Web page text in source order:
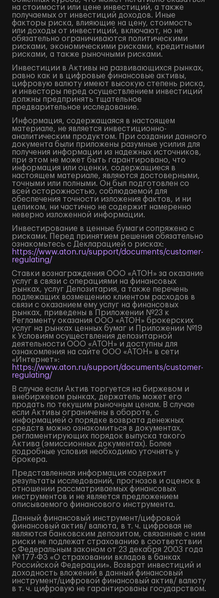
на стоимости или цене инвестиций, а также
получаемых от инвестиций доходов. Иные
факторы риска, влияющие на цену, стоимость
или доходы от инвестиций, включают, но не
обязательно ограничиваются политическими
рисками, экономическими рисками, кредитными
рисками, а также рыночными рисками.
Инвестиции в Активы на развивающихся рынках,
равно как и в цифровые финансовые активы,
цифровую валюту имеют высокую степень риска,
и инвесторы перед осуществлением инвестиций
должны предпринять тщательное
предварительное исследование.
Информация, содержащаяся в настоящем
материале, не является инвестиционно-
аналитическим продуктом. При создании данного
документа были приложены разумные усилия для
получения информации из надежных источников,
при этом не может быть гарантировано, что
информация или оценки, содержащиеся в
настоящем материале, являются достоверными,
точными или полными. Он был подготовлен со
всей осторожностью, соблюдаемой для
обеспечения точности изложения фактов, и ни
целиком, ни частично не содержит намеренно
неверно изложенной информации.
Инвестирование в ценные бумаги сопряжено с
рисками. Перед принятием решения обязательно
ознакомьтесь с Декларацией о рисках:
https://www.aton.ru/support/documents/customer-
regulating/
Ставки вознаграждения ООО «АТОН» за оказание
услуг в связи с операциями на финансовых
рынках, услуг Депозитария, а также перечень
подлежащих возмещению клиентом расходов в
связи с оказанием ему услуг на финансовых
рынках, приведены в Приложении №23 к
Регламенту оказания ООО «АТОН» брокерских
услуг на рынках ценных бумаг и Приложении №19
к Условиям осуществления депозитарной
деятельности ООО «АТОН» и доступны для
ознакомления на сайте ООО «АТОН» в сети
«Интернет»:
https://www.aton.ru/support/documents/customer-
regulating/
В случае если Актив торгуется на биржевом и
внебиржевом рынках, держатель может его
продать по текущим рыночным ценам. В случае
если Активы ограничены в обороте, с
информацией о порядке возврата денежных
средств можно ознакомиться в документах,
регламентирующих порядок выпуска такого
Актива (эмиссионных документах). Более
подробные условия необходимо уточнять у
брокера.
Представленная информация содержит
результаты исследований, прогнозов и оценок в
отношении рассматриваемых финансовых
инструментов и не является предложением
описываемого финансового инструмента.
Данный финансовый инструмент/цифровой
финансовый актив/ валюта, в т. ч. цифровая не
являются банковским депозитом, связанные с ним
риски не подлежат страхованию в соответствии
с Федеральным законом от 23 декабря 2003 года
№ 177-ФЗ «О страховании вкладов в банках
Российской Федерации». Возврат инвестиций и
доходность вложений в данный финансовый
инструмент/цифровой финансовый актив/ валюту
в т. ч. цифровую не гарантированы государством.